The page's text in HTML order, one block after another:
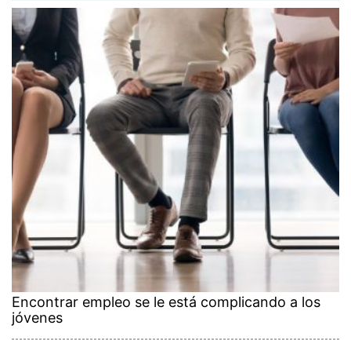
Encontrar empleo se le está complicando a los
jóvenes